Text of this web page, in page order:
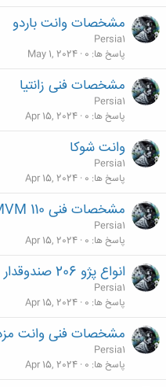
مشخصات وانت باردو
Persia1
پاسخ ها 0
May 1, 2024
مشخصات فنی زانتیا
Persia1
پاسخ ها 0
Apr 15, 2024
وانت شوکا
Persia1
پاسخ ها 0
Apr 15, 2024
مشخصات فنی MVM 110
Persia1
پاسخ ها 0
Apr 15, 2024
انواع پژو 206 صندوقدار
Persia1
پاسخ ها 0
Apr 15, 2024
مشخصات فنی وانت
Persia1
پاسخ ها 0
Apr 15, 2024